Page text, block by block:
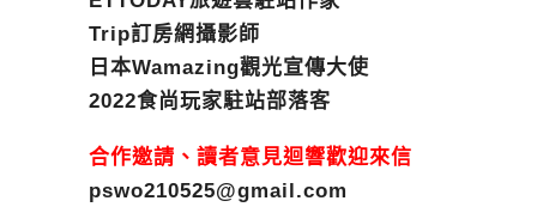
Trip訂房網攝影師
日本Wamazing觀光宣傳大使
2022食尚玩家駐站部落客
合作邀請、讀者意見迴響歡迎來信
pswo210525@gmail.com